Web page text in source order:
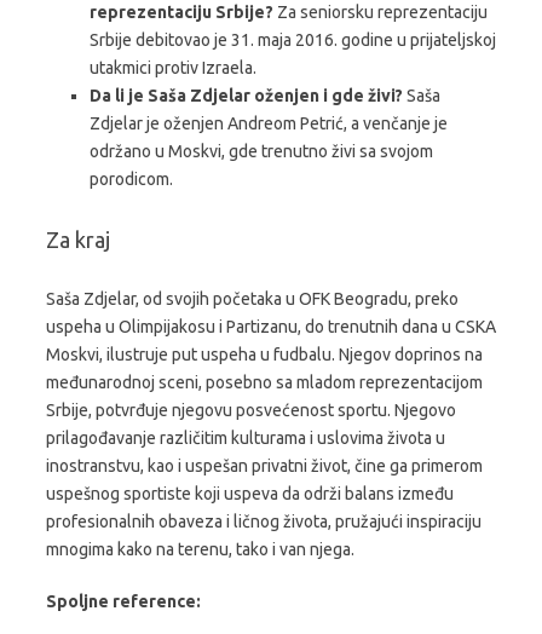
reprezentaciju Srbije? Za seniorsku reprezentaciju
Srbije debitovao je 31. maja 2016. godine u prijateljskoj
utakmici protiv Izraela.
Da li je Saša Zdjelar oženjen i gde živi? Saša
Zdjelar je oženjen Andreom Petrić, a venčanje je
održano u Moskvi, gde trenutno živi sa svojom
porodicom.
Za kraj
Saša Zdjelar, od svojih početaka u OFK Beogradu, preko
uspeha u Olimpijakosu i Partizanu, do trenutnih dana u CSKA
Moskvi, ilustruje put uspeha u fudbalu. Njegov doprinos na
međunarodnoj sceni, posebno sa mladom reprezentacijom
Srbije, potvrđuje njegovu posvećenost sportu. Njegovo
prilagođavanje različitim kulturama i uslovima života u
inostranstvu, kao i uspešan privatni život, čine ga primerom
uspešnog sportiste koji uspeva da održi balans između
profesionalnih obaveza i ličnog života, pružajući inspiraciju
mnogima kako na terenu, tako i van njega.
Spoljne reference: